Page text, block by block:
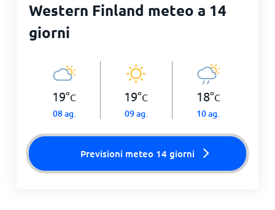
Western Finland meteo a 14
giorni
19°C
08 ag.
19°C
09 ag.
18°C
10 ag.
Previsioni meteo 14 giorni